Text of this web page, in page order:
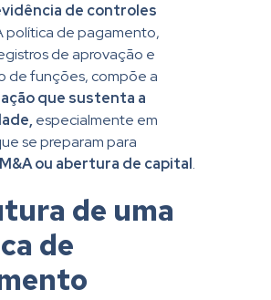
de controles
política de pagamento,
de aprovação e
de funções, compõe a
que sustenta a
especialmente em
se preparam para
ou abertura de capital.
de uma
de